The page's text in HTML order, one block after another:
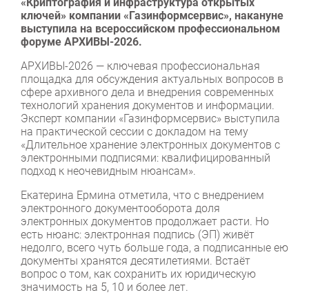
«Криптография и инфраструктура открытых
ключей» компании «Газинформсервис», накануне
выступила на всероссийском профессиональном
форуме АРХИВЫ-2026.
АРХИВЫ-2026 — ключевая профессиональная
площадка для обсуждения актуальных вопросов в
сфере архивного дела и внедрения современных
технологий хранения документов и информации.
Эксперт компании «Газинформсервис» выступила
на практической сессии с докладом на тему
«Длительное хранение электронных документов с
электронными подписями: квалифицированный
подход к неочевидным нюансам».
Екатерина Ермина отметила, что с внедрением
электронного документооборота доля
электронных документов продолжает расти. Но
есть нюанс: электронная подпись (ЭП) живёт
недолго, всего чуть больше года, а подписанные ею
документы хранятся десятилетиями. Встаёт
вопрос о том, как сохранить их юридическую
значимость на 5, 10 и более лет.